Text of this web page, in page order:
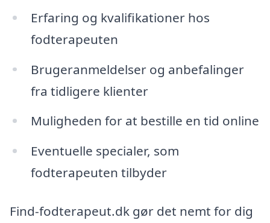
Erfaring og kvalifikationer hos
fodterapeuten
Brugeranmeldelser og anbefalinger
fra tidligere klienter
Muligheden for at bestille en tid online
Eventuelle specialer, som
fodterapeuten tilbyder
Find-fodterapeut.dk gør det nemt for dig